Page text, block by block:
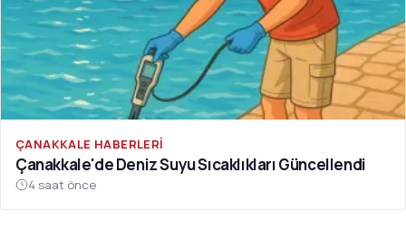
ÇANAKKALE HABERLERI
Çanakkale'de Deniz Suyu Sıcaklıkları Güncellendi
4 saat önce